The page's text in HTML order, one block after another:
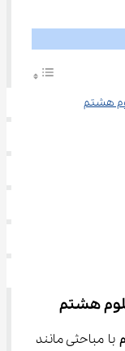
هشتم
هشتم
با مباحثی مانند